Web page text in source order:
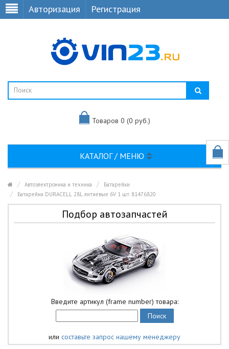
Авторизация Регистрация
Товаров 0 (0 руб.)
КАТАЛОГ / МЕНЮ
Автоэлектроника и техника
Батарейки
Батарейки DURACELL 28L литиевые 6V 1 шт. 81476820
Подбор автозапчастей
Введите артикул (frame number) товара:
или составьте запрос нашему менеджеру